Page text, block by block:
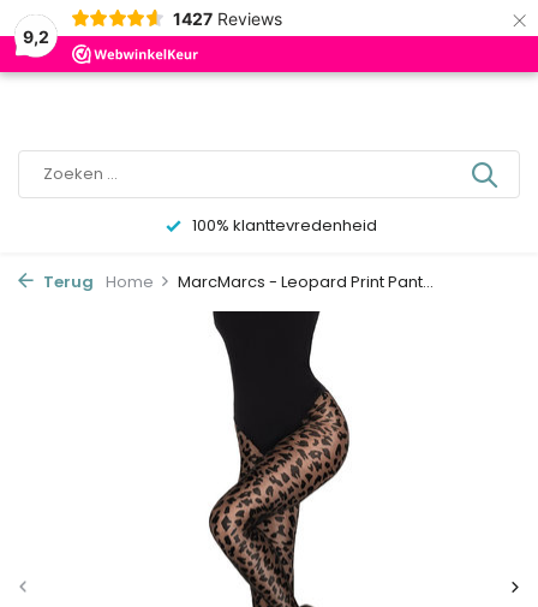
9,2
1427 Reviews ×
0
100% klanttevredenheid
Terug Home MarcMarcs - Leopard Print Pant...